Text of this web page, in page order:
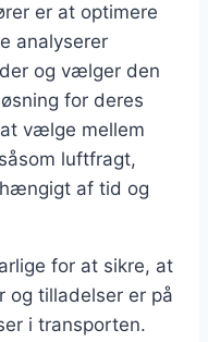
er at optimere
analyserer
og vælger den
for deres
vælge mellem
luftfragt,
af tid og
for at sikre, at
og tilladelser er på
i transporten.